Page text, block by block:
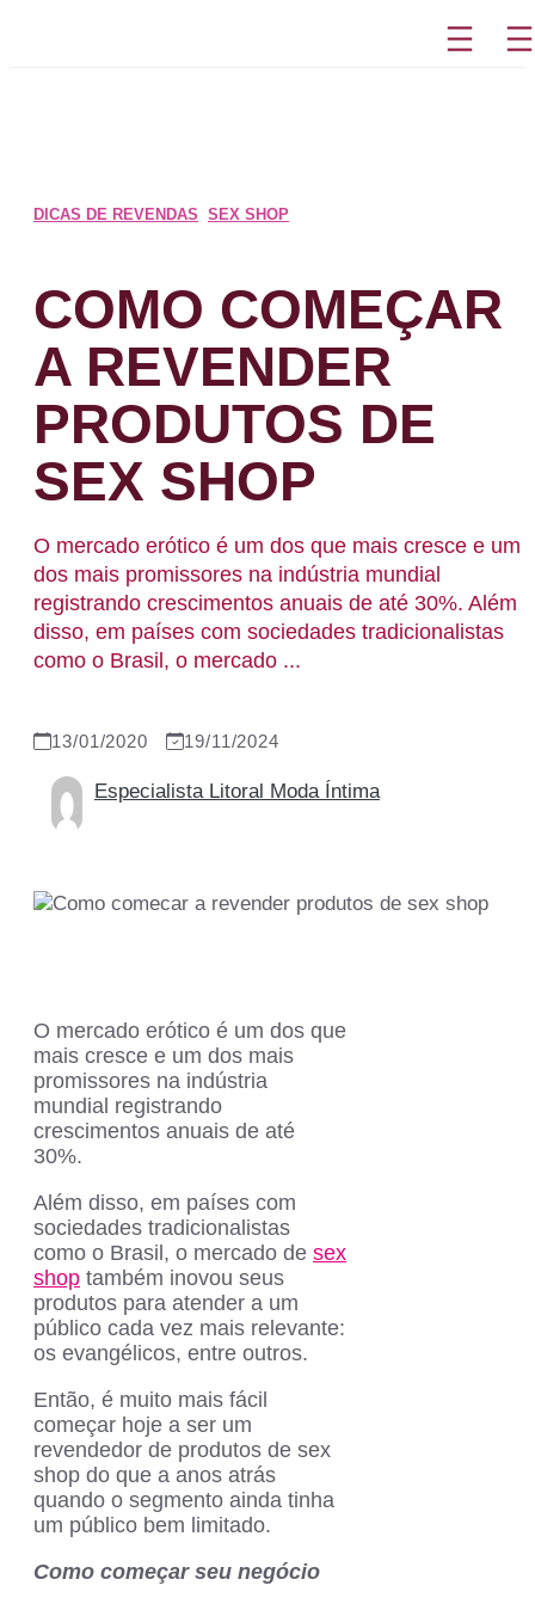
DICAS DE REVENDAS SEX SHOP
COMO COMEÇAR
A REVENDER
PRODUTOS DE
SEX SHOP
O mercado erótico é um dos que mais cresce e um
dos mais promissores na indústria mundial
registrando crescimentos anuais de até 30%. Além
disso, em países com sociedades tradicionalistas
como o Brasil, o mercado ...
13/01/2020 19/11/2024
Especialista Litoral Moda Íntima
O mercado erótico é um dos que
mais cresce e um dos mais
promissores na indústria
mundial registrando
crescimentos anuais de até
30%.
Além disso, em países com
sociedades tradicionalistas
como o Brasil, o mercado de sex
shop também inovou seus
produtos para atender a um
público cada vez mais relevante:
os evangélicos, entre outros.
Então, é muito mais fácil
começar hoje a ser um
revendedor de produtos de sex
shop do que a anos atrás
quando o segmento ainda tinha
um público bem limitado.
Como começar seu negócio